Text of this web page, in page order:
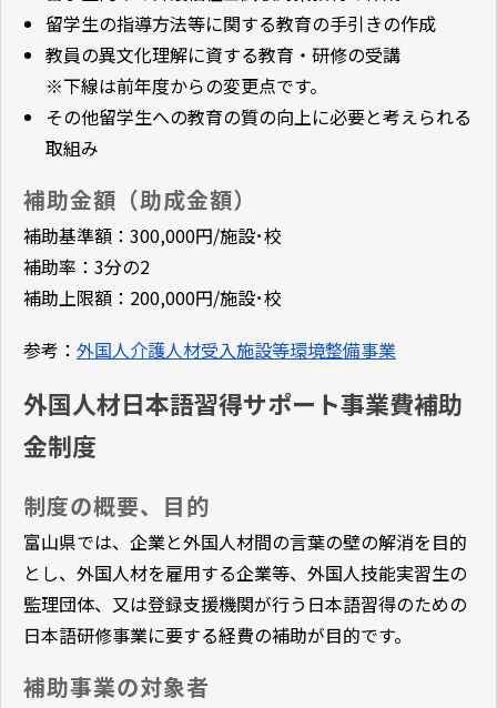
留学生の指導方法等に関する教育の手引きの作成
教員の異文化理解に資する教育・研修の受講
※下線は前年度からの変更点です。
その他留学生への教育の質の向上に必要と考えられる
取組み
補助金額（助成金額）
補助基準額：300,000円/施設･校
補助率：3分の2
補助上限額：200,000円/施設･校
参考： 外国人介護人材受入施設等環境整備事業
外国人材日本語習得サポート事業費補助
金制度
制度の概要、目的
富山県では、企業と外国人材間の言葉の壁の解消を目的
とし、外国人材を雇用する企業等、外国人技能実習生の
監理団体、又は登録支援機関が行う日本語習得のための
日本語研修事業に要する経費の補助が目的です。
補助事業の対象者